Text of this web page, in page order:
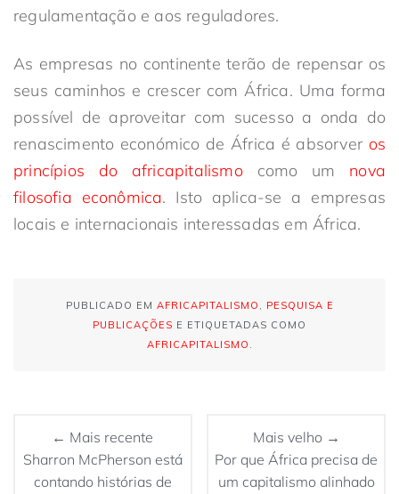
regulamentação e aos reguladores.
As empresas no continente terão de repensar os
seus caminhos e crescer com África. Uma forma
possível de aproveitar com sucesso a onda do
renascimento económico de África é absorver os
princípios do africapitalismocomo um nova
filosofia econômica. Isto aplica-se a empresas
locais e internacionais interessadas em África.
PUBLICADO EM AFRICAPITALISMO , PESQUISA E
PUBLICAÇÕES E ETIQUETADAS COMO
AFRICAPITALISMO .
← Mais recente
Sharron McPherson está
contando histórias de
Mais velho →
Por que África precisa de
um capitalismo alinhado